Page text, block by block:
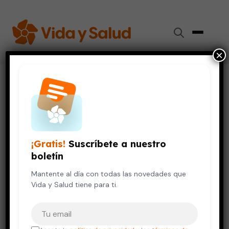
Videos de Salud
RESPIRACIÓN Y PULMONES
Las rinoplastias
12 de octubre, 2023
¡Gratis! Suscríbete a nuestro
boletín
Mantente al día con todas las novedades que
Vida y Salud tiene para ti.
×